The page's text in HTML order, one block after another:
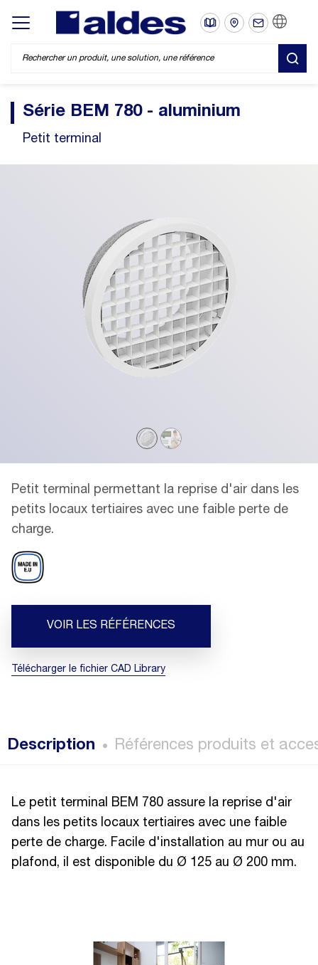
Display/hide main menu
Série BEM 780 - aluminium
Petit terminal
Petit terminal permettant la reprise d'air dans les
petits locaux tertiaires avec une faible perte de
charge.
VOIR LES RÉFÉRENCES
Télécharger le fichier CAD Library
Description Références produits et
Le petit terminal BEM 780 assure la reprise d'air
dans les petits locaux tertiaires avec une faible
perte de charge. Facile d'installation au mur ou au
plafond, il est disponible du Ø 125 au Ø 200 mm.